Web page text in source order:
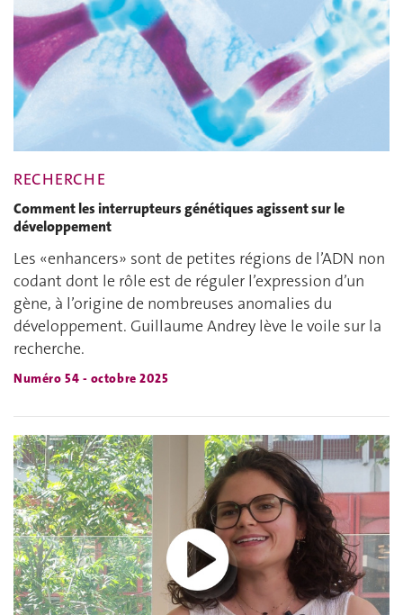
RECHERCHE
Comment les interrupteurs génétiques agissent sur le
développement
Les «enhancers» sont de petites régions de l’ADN non
codant dont le rôle est de réguler l’expression d’un
gène, à l’origine de nombreuses anomalies du
développement. Guillaume Andrey lève le voile sur la
recherche.
Numéro 54 - octobre 2025